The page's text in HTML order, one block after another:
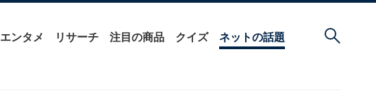
エンタメ リサーチ 注目の商品 クイズ ネットの話題